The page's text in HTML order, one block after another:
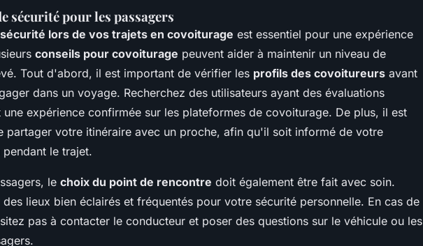
sécurité pour les passagers
lors de vos trajets en covoiturage est essentiel pour une expérience
conseils pour covoiturage peuvent aider à maintenir un niveau de
Tout d'abord, il est important de vérifier les profils des covoitureurs avant
dans un voyage. Recherchez des utilisateurs ayant des évaluations
une expérience confirmée sur les plateformes de covoiturage. De plus, il est
partager votre itinéraire avec un proche, afin qu'il soit informé de votre
le trajet.
le choix du point de rencontre doit également être fait avec soin.
lieux bien éclairés et fréquentés pour votre sécurité personnelle. En cas de
pas à contacter le conducteur et poser des questions sur le véhicule ou les